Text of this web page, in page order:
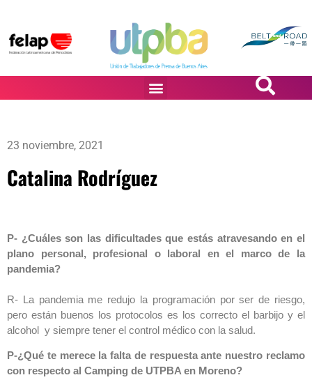
23 noviembre, 2021
Catalina Rodríguez
P- ¿Cuáles son las dificultades que estás atravesando en el
plano personal, profesional o laboral en el marco de la
pandemia?
R- La pandemia me redujo la programación por ser de riesgo,
pero están buenos los protocolos es los correcto el barbijo y el
alcohol y siempre tener el control médico con la salud.
P-¿Qué te merece la falta de respuesta ante nuestro reclamo
con respecto al Camping de UTPBA en Moreno?